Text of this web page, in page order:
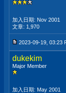
加入日期: Nov 2001
文章: 1,970
2023-09-19, 03:23
dukekim
Major Member
加入日期: May 2001